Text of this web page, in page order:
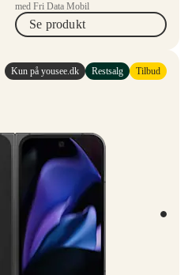
med Fri Data Mobil
Se produkt
Kun på yousee.dk Restsalg Tilbud